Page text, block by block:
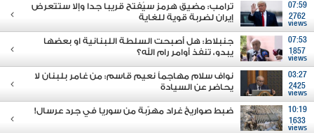
07:59
2762
views
ترامب: مضيق هرمز سيُفتح قريبا جدا وإلا ستتعرض
إيران لضربة قوية للغاية
07:53
1857
views
جنبلاط: هل أصبحت السلطة اللبنانية او بعضها
يبدو، تنفذ أوامر رام الله؟
03:27
2425
views
نواف سلام مهاجماً نعيم قاسم: من غامر بلبنان لا
يحاضر عن السيادة
10:19
1633
views
ضبط صواريخ غراد مهرّبة من سوريا في جرد عرسال!